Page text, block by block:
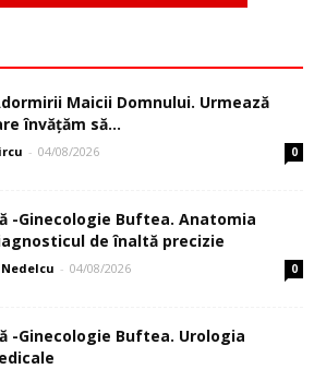
Maicii Domnului. Urmează
învăţăm să...
- 04/08/2026 0
-Ginecologie Buftea. Anatomia
de înaltă precizie
- 04/08/2026 0
-Ginecologie Buftea. Urologia